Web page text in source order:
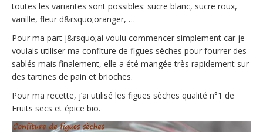
toutes les variantes sont possibles: sucre blanc, sucre roux,
vanille, fleur d&rsquo;oranger, …
Pour ma part j&rsquo;ai voulu commencer simplement car je
voulais utiliser ma confiture de figues sèches pour fourrer des
sablés mais finalement, elle a été mangée très rapidement sur
des tartines de pain et brioches.
Pour ma recette, j’ai utilisé les figues sèches qualité n°1 de
Fruits secs et épice bio.